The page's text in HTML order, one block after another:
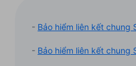
- Bảo hiểm liên kết chung
- Bảo hiểm liên kết chung